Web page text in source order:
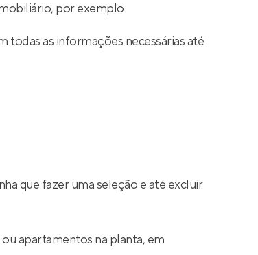
por exemplo.
as informações necessárias até
que fazer uma seleção e até excluir
apartamentos na planta, em